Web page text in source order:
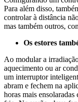
Para além disso,
controlar à distância
mas também outros,
Os estores
Ao modular a
aquecimento ou ar
um interruptor
abram e fechem na
horas mais ensolaradas